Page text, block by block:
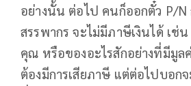
อย่างนั้น ต่อไป คนก็ออกตั๋ว P/
สรรพากร จะไม่มีภาษีเงินได้ เช่
คุณ หรือของอะไรสักอย่างที่มีมู
ต้องมีการเสียภาษี แต่ต่อไปบอก